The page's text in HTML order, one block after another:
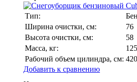
Тип:
Ширина очистки, см:
76
Высота очистки, см:
58
Масса, кг:
125
Рабочий объем цилиндра, см: 420
Добавить к сравнению